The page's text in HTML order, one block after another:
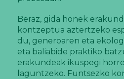
Beraz, gida honek
kontzeptua aztertzeko
du, generoaren eta
eta baliabide praktiko
erakundeak ikuspegi
laguntzeko. Funtsezko